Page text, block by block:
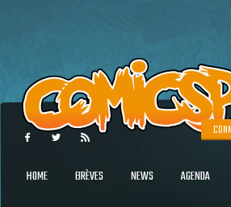
HOME BRÈVES NEWS AGENDA